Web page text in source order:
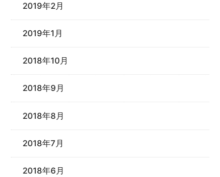
2019年2月
2019年1月
2018年10月
2018年9月
2018年8月
2018年7月
2018年6月